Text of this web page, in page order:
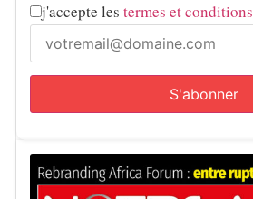
j'accepte les termes et conditions